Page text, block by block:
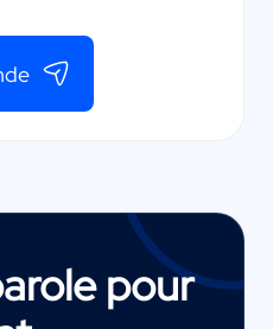
pour